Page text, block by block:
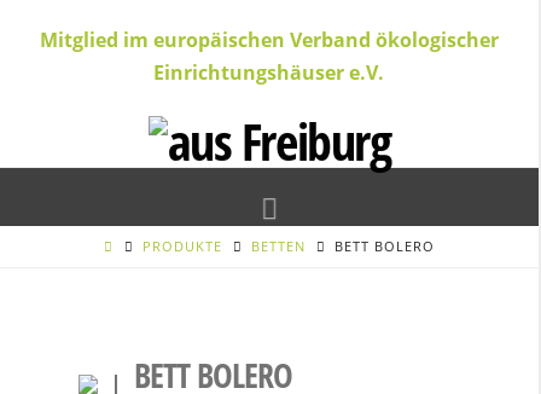
Mitglied im europäischen Verband ökologischer
Einrichtungshäuser e.V.
PRODUKTE BETTEN BETT BOLERO
BETT BOLERO